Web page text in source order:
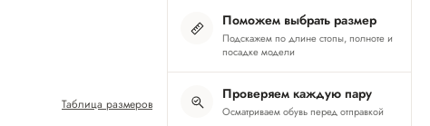
Таблица размеров
Поможем выбрать размер
Подскажем по длине стопы, полноте и
посадке модели
Проверяем каждую пару
Осматриваем обувь перед отправкой